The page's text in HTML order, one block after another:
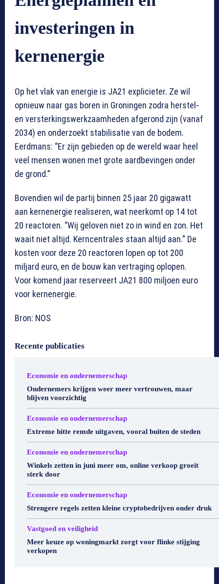
investeringen in
kernenergie
Op het vlak van energie is JA21 explicieter. Ze wil
opnieuw naar gas boren in Groningen zodra herstel-
en versterkingswerkzaamheden afgerond zijn (vanaf
2034) en onderzoekt stabilisatie van de bodem.
Eerdmans: “Er zijn gebieden op de wereld waar heel
veel mensen wonen met grote aardbevingen onder
de grond.”
Bovendien wil de partij binnen 25 jaar 20 gigawatt
aan kernenergie realiseren, wat neerkomt op 14 tot
20 reactoren. “Wij geloven niet zo in wind en zon. Het
waait niet altijd. Kerncentrales staan altijd aan.” De
kosten voor deze 20 reactoren lopen op tot 200
miljard euro, en de bouw kan vertraging oplopen.
Voor komend jaar reserveert JA21 800 miljoen euro
voor kernenergie.
Bron: NOS
Recente publicaties
Economie en ondernemerschap
Ondernemers krijgen weer meer vertrouwen, maar
blijven voorzichtig
Economie en ondernemerschap
Extreme hitte remde uitgaven, vooral buiten de steden
Economie en ondernemerschap
Winkels zetten in juni meer om, online verkoop groeit
sterk door
Economie en ondernemerschap
Strengere regels zetten kleine cryptobedrijven onder druk
Vastgoed en veiligheid
Meer keuze op woningmarkt zorgt voor flinke stijging
verkopen